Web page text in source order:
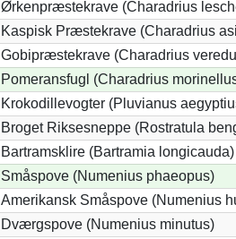
Ørkenpræstekrave (Charadrius
Kaspisk Præstekrave (Charadrius
Gobipræstekrave (Charadrius
Pomeransfugl (Charadrius
Krokodillevogter (Pluvianus
Broget Riksesneppe (Rostratula
Bartramsklire (Bartramia longicauda)
Småspove (Numenius phaeopus)
Amerikansk Småspove (Numenius
Dværgspove (Numenius minutus)